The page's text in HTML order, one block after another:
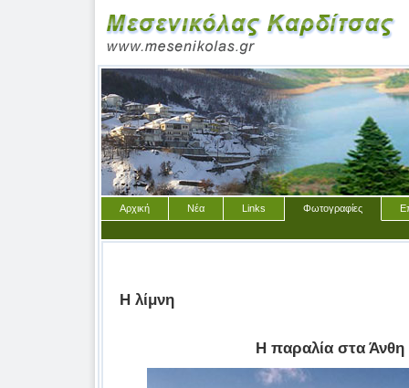
Αρχική Νέα Links Φωτογραφίες
Η λίμνη
Η παραλία στα Άνθη